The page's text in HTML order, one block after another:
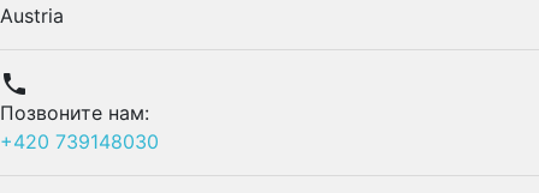
Austria

Позвоните нам:
+420 739148030